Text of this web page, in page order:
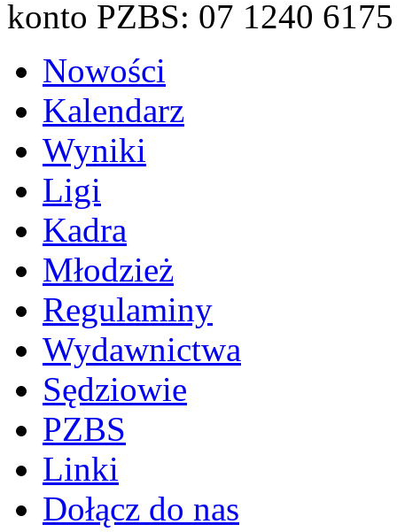
konto PZBS: 07 1240
Nowości
Kalendarz
Wyniki
Ligi
Kadra
Młodzież
Regulaminy
Wydawnictwa
Sędziowie
PZBS
Linki
Dołącz do nas